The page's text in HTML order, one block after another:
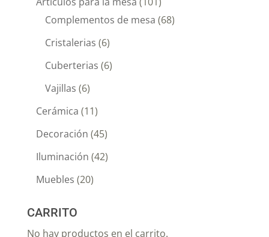
Complementos de mesa (68)
Cristalerias (6)
Cuberterias (6)
Vajillas (6)
Cerámica (11)
Decoración (45)
Iluminación (42)
Muebles (20)
CARRITO
No hay productos en el carrito.